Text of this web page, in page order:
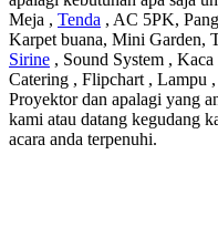
Meja , Tenda , AC 5PK,
Karpet buana, Mini Garden,
Sirine , Sound System ,
Catering , Flipchart , Lampu
Proyektor dan apalagi yang
kami atau datang kegudang
acara anda terpenuhi.